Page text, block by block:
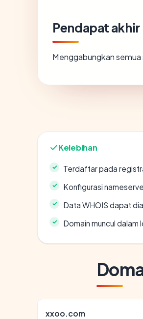
Pendapat akhir
Menggabungkan semua
Kelebihan
Terdaftar pada
Konfigurasi
Data WHOIS dapat
Domain muncul dalam
xxoo.com